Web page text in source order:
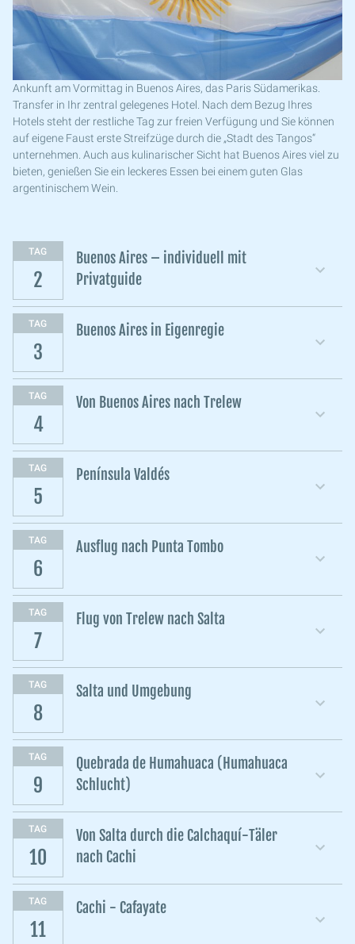
Ankunft am Vormittag in Buenos Aires, das Paris Südamerikas.
Transfer in Ihr zentral gelegenes Hotel. Nach dem Bezug Ihres
Hotels steht der restliche Tag zur freien Verfügung und Sie können
auf eigene Faust erste Streifzüge durch die „Stadt des Tangos“
unternehmen. Auch aus kulinarischer Sicht hat Buenos Aires viel zu
bieten, genießen Sie ein leckeres Essen bei einem guten Glas
argentinischem Wein.
TAG
2
Buenos Aires – individuell mit
Privatguide
TAG
3
Buenos Aires in Eigenregie
TAG
4
Von Buenos Aires nach Trelew
TAG
5
Península Valdés
TAG
6
Ausflug nach Punta Tombo
TAG
7
Flug von Trelew nach Salta
TAG
8
Salta und Umgebung
TAG
9
Quebrada de Humahuaca (Humahuaca
Schlucht)
TAG
10
Von Salta durch die Calchaquí-Täler
nach Cachi
TAG
11
Cachi - Cafayate